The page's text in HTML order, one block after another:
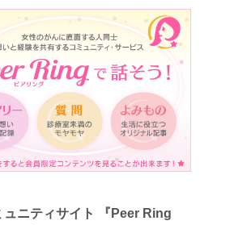
ュニティサイト 『Peer Ring